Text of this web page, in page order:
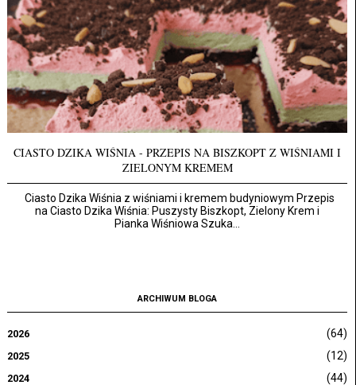
CIASTO DZIKA WIŚNIA - PRZEPIS NA BISZKOPT Z WIŚNIAMI I
ZIELONYM KREMEM
Ciasto Dzika Wiśnia z wiśniami i kremem budyniowym Przepis
na Ciasto Dzika Wiśnia: Puszysty Biszkopt, Zielony Krem i
Pianka Wiśniowa Szuka...
ARCHIWUM BLOGA
2026 (64)
2025 (12)
2024 (44)